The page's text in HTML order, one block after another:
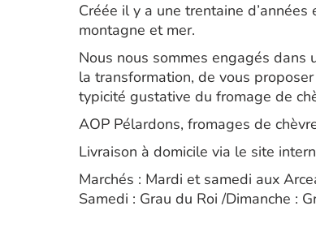
Créée il y a une trentaine
montagne et mer.
Nous nous sommes engagés
la transformation, de vous
typicité gustative du fromage de
AOP Pélardons, fromages de
Livraison à domicile via le site
Marchés : Mardi et samedi aux
Samedi : Grau du Roi /Dimanche :